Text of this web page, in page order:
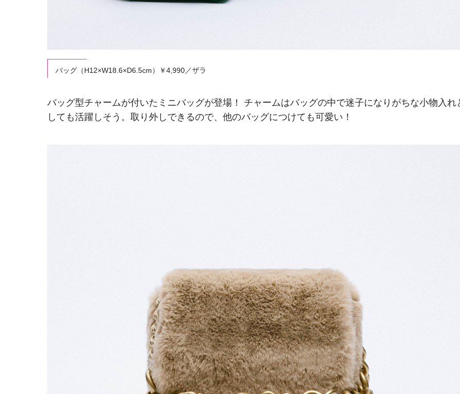
バッグ（H12×W18.6×D6.5cm）￥4,990／ザラ
バッグ型チャームが付いたミニバッグが登場！ チャームはバッグの中で迷子になりがちな小物入れ
しても活躍しそう。取り外しできるので、他のバッグにつけても可愛い！